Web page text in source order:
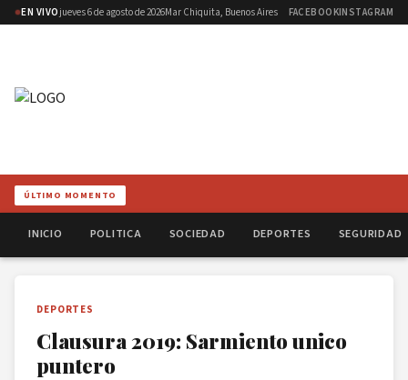
EN VIVO jueves 6 de agosto de 2026Mar Chiquita, Buenos Aires FACEBOOKINSTAGRAM
ÚLTIMO MOMENTO
INICIO POLITICA SOCIEDAD DEPORTES SEGURIDAD
DEPORTES
Clausura 2019: Sarmiento unico
puntero